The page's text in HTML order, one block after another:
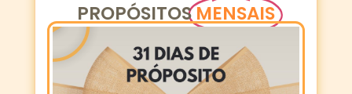
PROPÓSITOSMENSAIS